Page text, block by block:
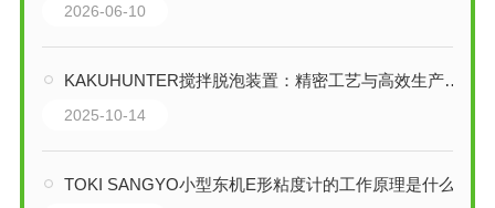
2026-06-10
KAKUHUNTER搅拌脱泡装置：精密工艺与高效生产的融合
2025-10-14
TOKI SANGYO小型东机E形粘度计的工作原理是什么